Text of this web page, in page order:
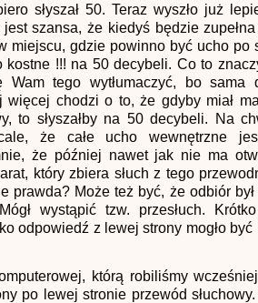
słyszał 50. Teraz wyszło już
szansa, że kiedyś będzie zupełna
miejscu, gdzie powinno być ucho po
kostne !!! na 50 decybeli. Co to
Wam tego wytłumaczyć, bo sama
więcej chodzi o to, że gdyby miał
to słyszałby na 50 decybeli. Na
że całe ucho wewnętrzne jest
że później nawet jak nie ma
który zbiera słuch z tego
prawda? Może też być, że odbiór był
wystąpić tzw. przesłuch.
odpowiedź z lewej strony mogło
którą robiliśmy
po lewej stronie przewód słuchowy.